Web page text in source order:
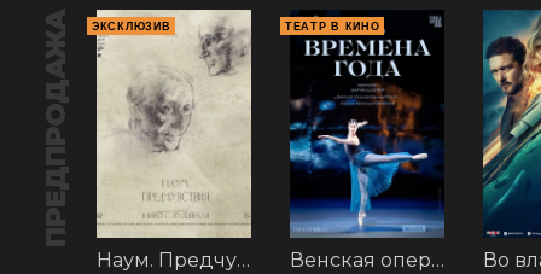
ПРЕДПРОДАЖА ЭКСКЛЮЗИВ
Наум. Предчувствия
ТЕАТР В КИНО
Венская опера: Времена года